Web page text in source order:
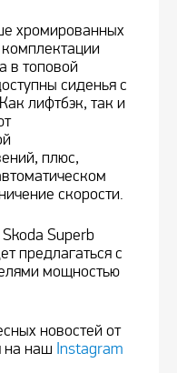
хромированных
в топовой
сиденья с
лифтбэк, так и
плюс,
скорости.
Superb
предлагаться с
мощностью
новостей от
на наш Instagram